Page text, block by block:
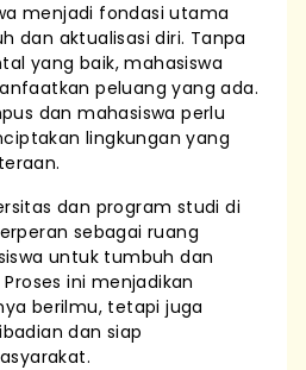
menjadi fondasi utama
dan aktualisasi diri. Tanpa
yang baik, mahasiswa
peluang yang ada.
dan mahasiswa perlu
lingkungan yang
dan program studi di
sebagai ruang
untuk tumbuh dan
ini menjadikan
berilmu, tetapi juga
dan siap